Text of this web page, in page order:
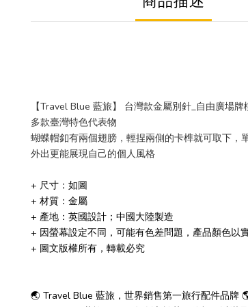
【Travel Blue 藍旅】 台灣款金屬別針_自由廣場
多款臺灣特色代表物
蝴蝶帽釦有兩個翅膀， 輕捏兩側的卡榫就可取下，
外出更能展現自己的個人風格
+ 尺寸：如圖
+ 材質：金屬
+ 產地：英國設計；中國大陸製造
+ 因螢幕設定不同，可能有色差問題，產品顏色以
+ 圖文版權所有，轉載必究
🌏 Travel Blue 藍旅，世界銷售第一旅行配件品牌